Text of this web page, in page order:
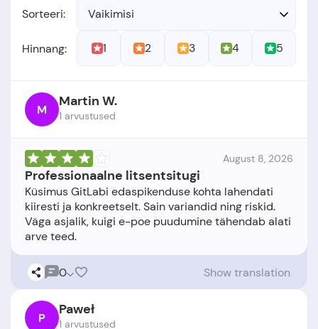
Sorteeri: Vaikimisi
Hinnang: 1 2 3 4 5
M Martin W.
1 arvustused
August 8, 2026
Professionaalne litsentsitugi
Küsimus GitLabi edaspikenduse kohta lahendati
kiiresti ja konkreetselt. Sain variandid ning riskid.
Väga asjalik, kuigi e-poe puudumine tähendab alati
0 Show translation
P Paweł
1 arvustused